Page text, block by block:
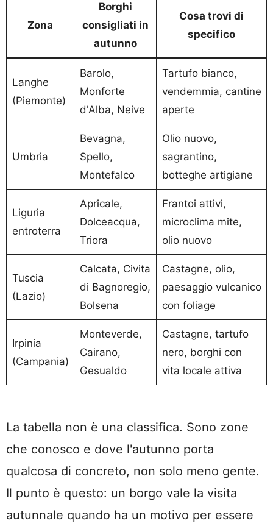
Zona
Borghi
consigliati in
autunno
Cosa trovi di
specifico
Langhe
(Piemonte)
Barolo,
Monforte
d'Alba, Neive
Tartufo bianco,
vendemmia, cantine
aperte
Umbria
Bevagna,
Spello,
Montefalco
Olio nuovo,
sagrantino,
botteghe artigiane
Liguria
entroterra
Apricale,
Dolceacqua,
Triora
Frantoi attivi,
microclima mite,
olio nuovo
Tuscia
(Lazio)
Calcata, Civita
di Bagnoregio,
Bolsena
Castagne, olio,
paesaggio vulcanico
con foliage
Irpinia
(Campania)
Monteverde,
Cairano,
Gesualdo
Castagne, tartufo
nero, borghi con
vita locale attiva
La tabella non è una classifica. Sono zone
che conosco e dove l'autunno porta
qualcosa di concreto, non solo meno gente.
Il punto è questo: un borgo vale la visita
autunnale quando ha un motivo per essere